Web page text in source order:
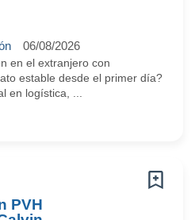
06/08/2026
en el extranjero con
estable desde el primer día?
en logística, ...
PVH